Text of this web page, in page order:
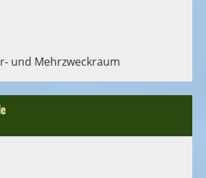
und Mehrzweckraum